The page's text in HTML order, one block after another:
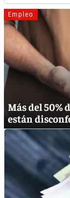
Empleo
Más del 50%
están